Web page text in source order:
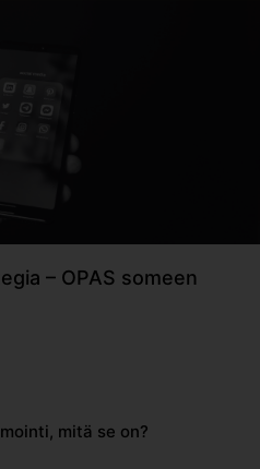
– OPAS someen
mitä se on?